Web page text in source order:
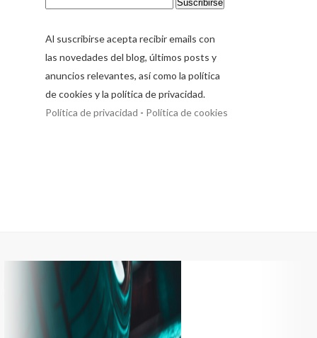
Al suscribirse acepta recibir emails con
las novedades del blog, últimos posts y
anuncios relevantes, así como la política
de cookies y la política de privacidad.
Política de privacidad - Política de cookies